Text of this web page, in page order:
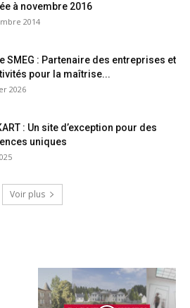
à novembre 2016
2014
SMEG : Partenaire des entreprises et
pour la maîtrise...
2026
: Un site d’exception pour des
uniques
Voir plus